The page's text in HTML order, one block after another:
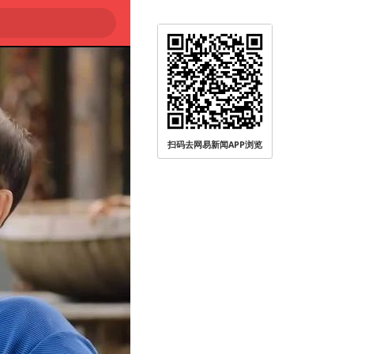
扫码去网易新闻APP浏览